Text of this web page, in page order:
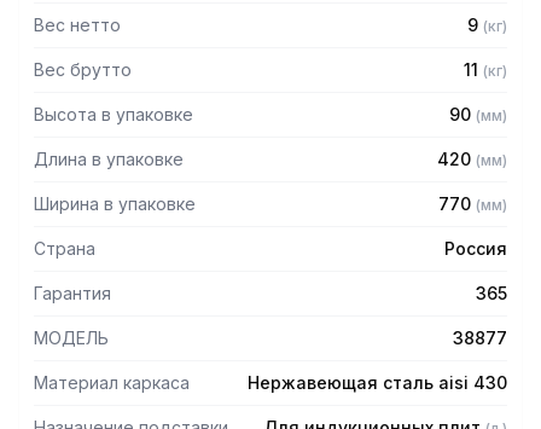
Вес нетто 9 (кг)
Вес брутто 11 (кг)
Высота в упаковке 90 (мм)
Длина в упаковке 420 (мм)
Ширина в упаковке 770 (мм)
Страна Россия
Гарантия 365
МОДЕЛЬ 38877
Материал каркаса Нержавеющая сталь aisi 430